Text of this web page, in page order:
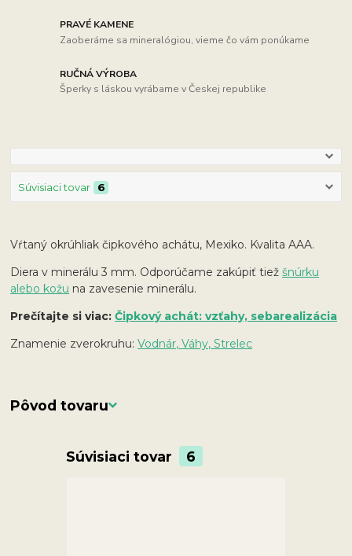
PRAVÉ KAMENE
Zaoberáme sa mineralógiou, vieme čo vám ponúkame
RUČNÁ VÝROBA
Šperky s láskou vyrábame v Českej republike
Súvisiaci tovar 6
Vŕtaný okrúhliak čipkového achátu, Mexiko. Kvalita AAA.
Diera v minerálu 3 mm. Odporúčame zakúpiť tiežšnúrku
alebo kožu na zavesenie minerálu.
Prečítajte si viac:Čipkový achát: vzťahy, sebarealizácia
Znamenie zverokruhu:Vodnár, Váhy, Strelec
Pôvod tovaru
Súvisiaci tovar 6